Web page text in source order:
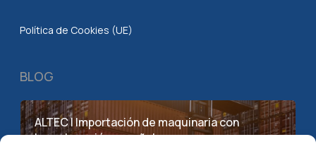
Política de Cookies (UE)
BLOG
ALTEC | Importación de maquinaria con
homologación española